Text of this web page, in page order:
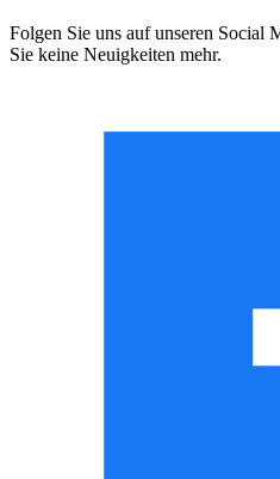
Folgen Sie uns auf unseren Social
Sie keine Neuigkeiten mehr.